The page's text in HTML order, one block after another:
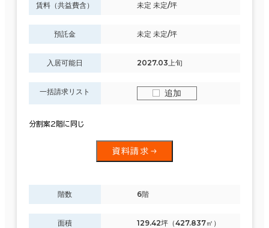
賃料（共益費含） 未定 未定/坪
預託金 未定 未定/坪
入居可能日 2027.03上旬
一括請求リスト 追加
分割案2階に同じ
資料請求
階数 6階
面積 129.42坪（427.837㎡）